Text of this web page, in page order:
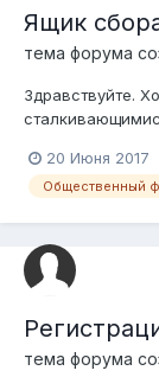
Ящик
тема форума
Здравствуйте.
детям,
вкусной едой,
20 Июня 2017
Общественный
тема форума